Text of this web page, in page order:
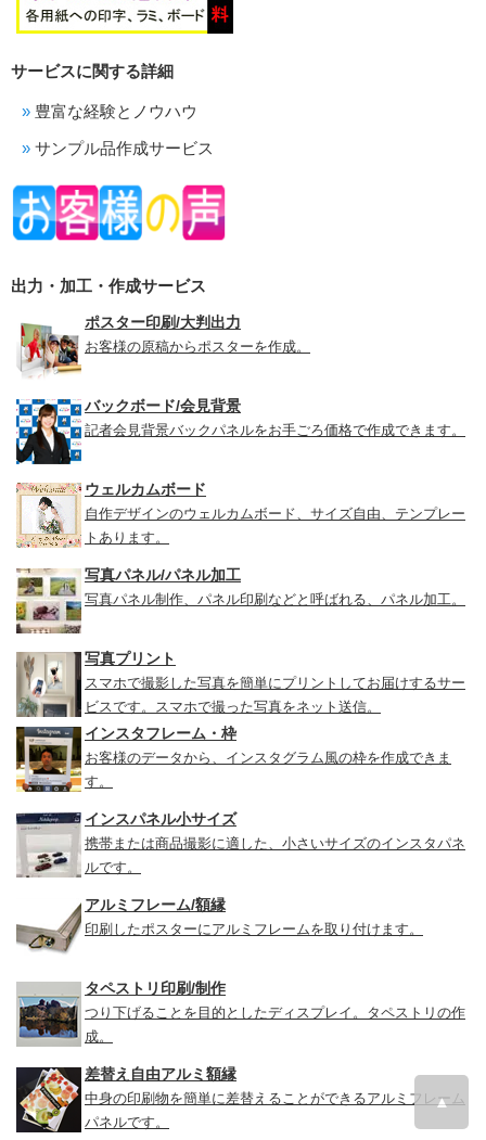
サービスに関する詳細
豊富な経験とノウハウ
サンプル品作成サービス
出力・加工・作成サービス
ポスター印刷/大判出力
お客様の原稿からポスターを作成。
バックボード/会見背景
記者会見背景バックパネルをお手ごろ価格で作成できます。
ウェルカムボード
自作デザインのウェルカムボード、サイズ自由、テンプレー
トあります。
写真パネル/パネル加工
写真パネル制作、パネル印刷などと呼ばれる、パネル加工。
写真プリント
スマホで撮影した写真を簡単にプリントしてお届けするサー
ビスです。スマホで撮った写真をネット送信。
インスタフレーム・枠
お客様のデータから、インスタグラム風の枠を作成できま
す。
インスパネル小サイズ
携帯または商品撮影に適した、小さいサイズのインスタパネ
ルです。
アルミフレーム/額縁
印刷したポスターにアルミフレームを取り付けます。
タペストリ印刷/制作
つり下げることを目的としたディスプレイ。タペストリの作
成。
差替え自由アルミ額縁
中身の印刷物を簡単に差替えることができるアルミフレーム
パネルです。
▲